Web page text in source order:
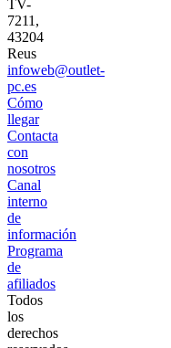
TV-
7211,
43204
Reus
infoweb@outlet-
pc.es
Cómo
llegar
Contacta
con
nosotros
Canal
interno
de
información
Programa
de
afiliados
Todos
los
derechos